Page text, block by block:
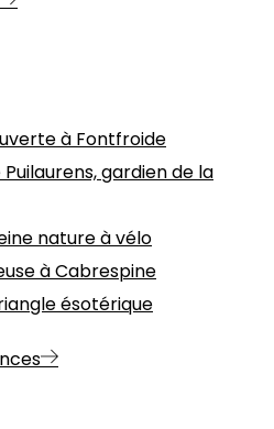
à Fontfroide
gardien de la
nature à vélo
à Cabrespine
ésotérique